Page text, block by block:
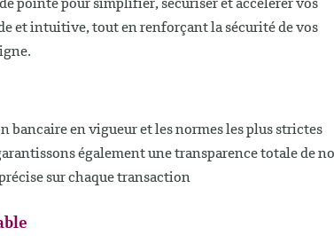
pointe pour simplifier, sécuriser et accélérer vos
et intuitive, tout en renforçant la sécurité de vos
bancaire en vigueur et les normes les plus strictes
également une transparence totale de
sur chaque transaction